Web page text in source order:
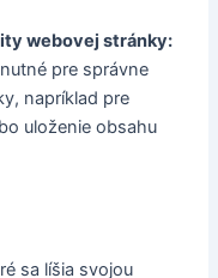
webovej stránky:
pre správne
napríklad pre
uloženie obsahu
sa líšia svojou